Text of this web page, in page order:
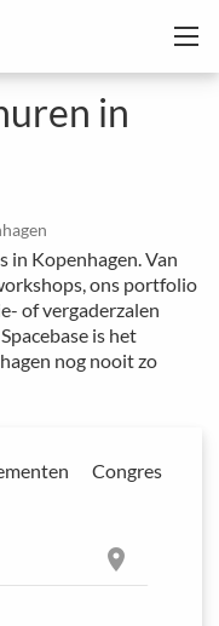
in
Kopenhagen. Van
ons portfolio
of vergaderzalen
is het
nog nooit zo
Congres
location_on